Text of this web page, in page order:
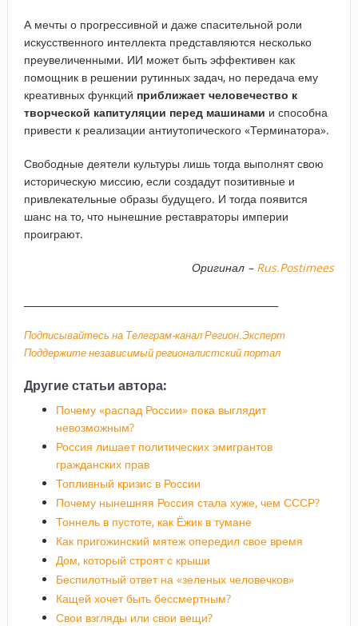
А мечты о прогрессивной и даже спасительной роли
искусственного интеллекта представляются несколько
преувеличенными. ИИ может быть эффективен как
помощник в решении рутинных задач, но передача ему
креативных функций приближает человечество к
творческой капитуляции перед машинами и способна
привести к реализации антиутопического «Терминатора».
Свободные деятели культуры лишь тогда выполнят свою
историческую миссию, если создадут позитивные и
привлекательные образы будущего. И тогда появится
шанс на то, что нынешние реставраторы империи
проиграют.
Оригинал – Rus.Postimees
Подписывайтесь на Телеграм-канал Регион.Эксперт
Поддержите независимый регионалистский портал
Другие статьи автора:
Почему «распад России» пока выглядит
невозможным?
Россия лишает политических эмигрантов
гражданских прав
Топливный кризис в России
Почему нынешняя Россия стала хуже, чем СССР?
Тоннель в пустоте, как Ёжик в тумане
Как пригожинский мятеж опередил свое время
Дом, который строят с крыши
Беспилотный ответ на «зеленых человечков»
Кащей хочет быть бессмертным?
Свои взгляды или свои вещи?